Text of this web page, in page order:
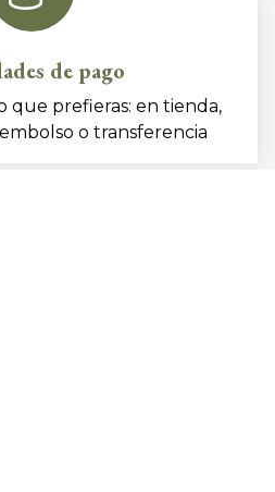
de pago
que prefieras: en tienda,
o transferencia